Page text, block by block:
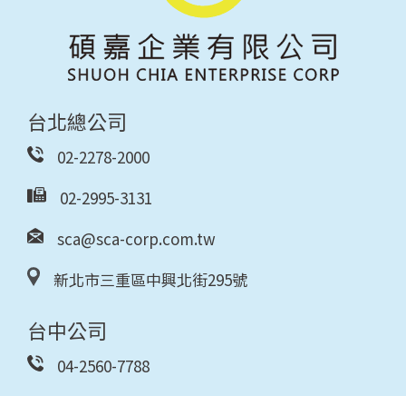
台北總公司
02-2278-2000
02-2995-3131
sca@sca-corp.com.tw
新北市三重區中興北街295號
台中公司
04-2560-7788